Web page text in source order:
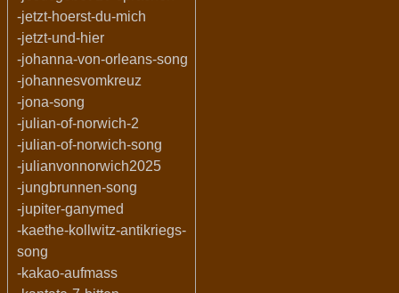
-jetzt-hoerst-du-mich
-jetzt-und-hier
-johanna-von-orleans-song
-johannesvomkreuz
-jona-song
-julian-of-norwich-2
-julian-of-norwich-song
-julianvonnorwich2025
-jungbrunnen-song
-jupiter-ganymed
-kaethe-kollwitz-antikriegs-
song
-kakao-aufmass